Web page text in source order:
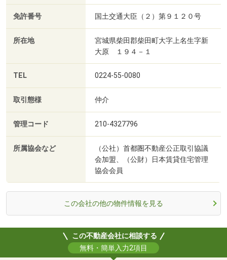
免許番号 国土交通大臣（２）第９１２０号
所在地
宮城県柴田郡柴田町大字上名生字新
大原 １９４－１
TEL 0224-55-0080
取引態様 仲介
管理コード 210-4327796
所属協会など
（公社）首都圏不動産公正取引協議
会加盟、（公財）日本賃貸住宅管理
協会会員
この会社の他の物件情報を見る
この不動産会社に相談する
無料・簡単入力2項目